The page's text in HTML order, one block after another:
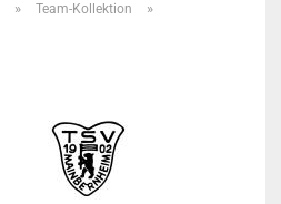
» Team-Kollektion »